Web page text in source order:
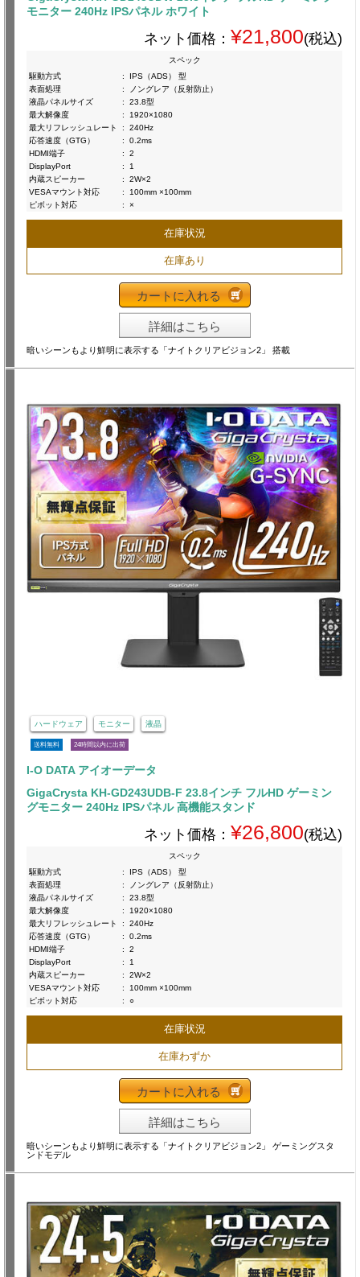
モニター 240Hz IPSパネル ホワイト
ネット価格： ¥21,800(税込)
スペック
駆動方式
:
IPS（ADS） 型
表面処理
:
ノングレア（反射防止）
液晶パネルサイズ
:
23.8型
最大解像度
:
1920×1080
最大リフレッシュレート
:
240Hz
応答速度（GTG）
:
0.2ms
HDMI端子
:
2
DisplayPort
:
1
内蔵スピーカー
:
2W×2
VESAマウント対応
:
100mm ×100mm
ピボット対応
: ×
在庫状況
在庫あり
カートに入れる
詳細はこちら
暗いシーンもより鮮明に表示する「ナイトクリアビジョン2」 搭載
ハードウェア モニター 液晶
送料無料 24時間以内に出荷
I-O DATA アイオーデータ
GigaCrysta KH-GD243UDB-F 23.8インチ フルHD ゲーミン
グモニター 240Hz IPSパネル 高機能スタンド
ネット価格： ¥26,800(税込)
スペック
駆動方式
:
IPS（ADS） 型
表面処理
:
ノングレア（反射防止）
液晶パネルサイズ
:
23.8型
最大解像度
:
1920×1080
最大リフレッシュレート
:
240Hz
応答速度（GTG）
:
0.2ms
HDMI端子
:
2
DisplayPort
:
1
内蔵スピーカー
:
2W×2
VESAマウント対応
:
100mm ×100mm
ピボット対応
: ○
在庫状況
在庫わずか
カートに入れる
詳細はこちら
暗いシーンもより鮮明に表示する「ナイトクリアビジョン2」 ゲーミングスタ
ンドモデル